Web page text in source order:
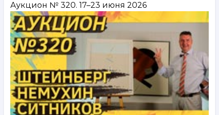
Аукцион № 320. 17–23 июня 2026